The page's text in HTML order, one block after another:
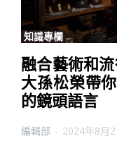
知識專欄
融合藝術和
大孫松榮帶
的鏡頭語言
編輯部 - 2024年8月